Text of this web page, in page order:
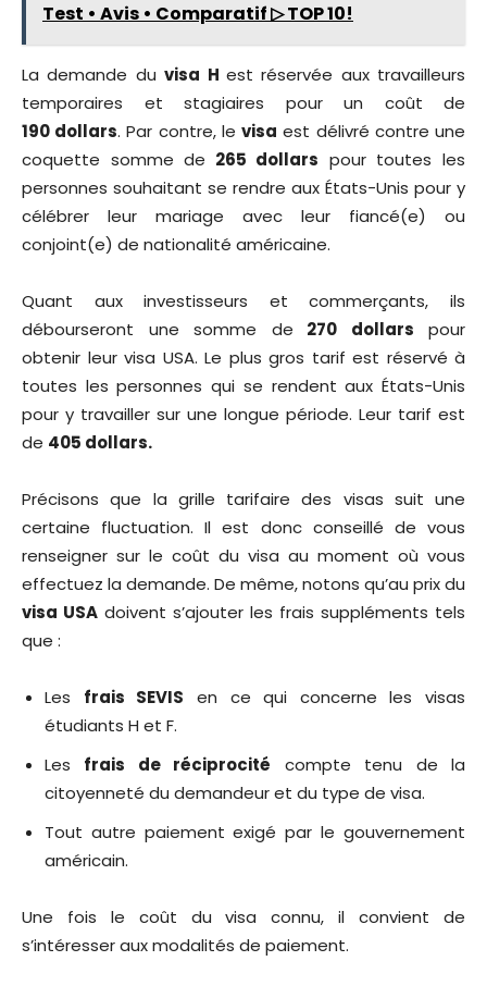
Test • Avis • Comparatif ▷ TOP 10!
La demande duvisa H est réservée aux travailleurs
temporaires et stagiaires pour un coût de
190 dollars. Par contre, levisa est délivré contre une
coquette somme de 265 dollars pour toutes les
personnes souhaitant se rendre aux États-Unis pour y
célébrer leur mariage avec leur fiancé(e) ou
conjoint(e) de nationalité américaine.
Quant aux investisseurs et commerçants, ils
débourseront une somme de 270 dollars pour
obtenir leur visa USA. Le plus gros tarif est réservé à
toutes les personnes qui se rendent aux États-Unis
pour y travailler sur une longue période. Leur tarif est
de 405 dollars.
Précisons que la grille tarifaire des visas suit une
certaine fluctuation. Il est donc conseillé de vous
renseigner sur le coût du visa au moment où vous
effectuez la demande. De même, notons qu’au prix du
visa USA doivent s’ajouter les frais suppléments tels
que :
Les frais SEVIS en ce qui concerne les visas
étudiants H et F.
Les frais de réciprocité compte tenu de la
citoyenneté du demandeur et du type de visa.
Tout autre paiement exigé par le gouvernement
américain.
Une fois le coût du visa connu, il convient de
s’intéresser aux modalités de paiement.